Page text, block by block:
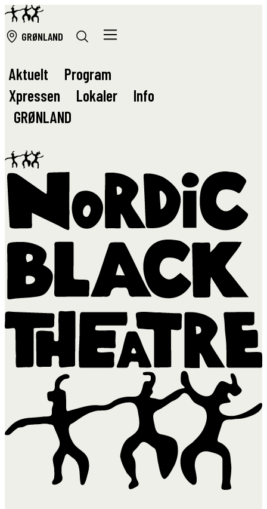
GRØNLAND
Aktuelt
Program
Xpressen
Lokaler
Info
GRØNLAND